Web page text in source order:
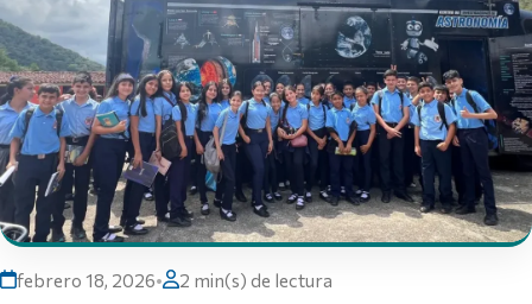
febrero 18, 2026• 2 min(s) de lectura